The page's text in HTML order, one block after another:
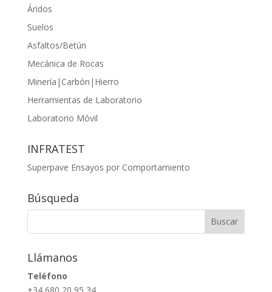
Áridos
Suelos
Asfaltos/Betún
Mecánica de Rocas
Minería|Carbón|Hierro
Herramientas de Laboratorio
Laboratorio Móvil
INFRATEST
Superpave Ensayos por Comportamiento
Búsqueda
Llámanos
Teléfono
+34 680 20 95 34